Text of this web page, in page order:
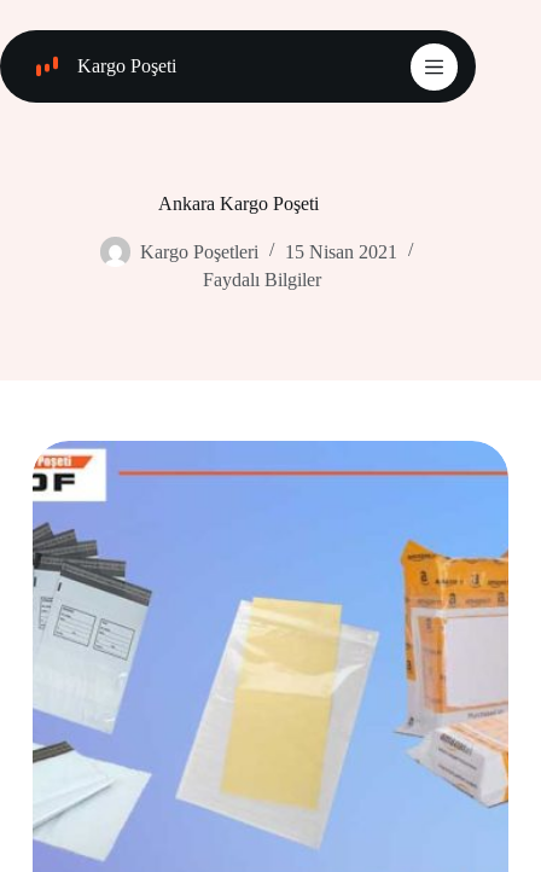
content
Kargo Poşeti
Ankara Kargo Poşeti
Kargo Poşetleri
15 Nisan 2021
Faydalı Bilgiler